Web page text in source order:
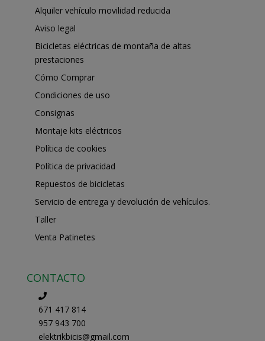
Alquiler vehículo movilidad reducida
Aviso legal
Bicicletas eléctricas de montaña de altas
prestaciones
Cómo Comprar
Condiciones de uso
Consignas
Montaje kits eléctricos
Política de cookies
Política de privacidad
Repuestos de bicicletas
Servicio de entrega y devolución de vehículos.
Taller
Venta Patinetes
CONTACTO
671 417 814
957 943 700
elektrikbicis@gmail.com